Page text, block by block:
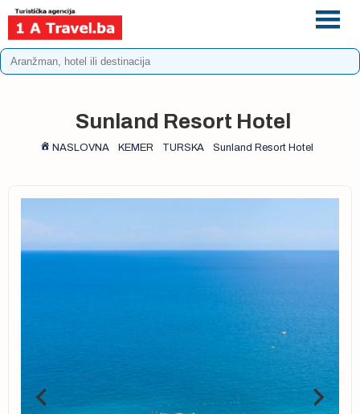
Sunland Resort Hotel
NASLOVNA KEMER TURSKA Sunland Resort Hotel